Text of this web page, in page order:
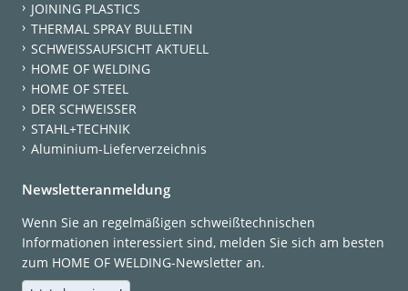
JOINING PLASTICS
THERMAL SPRAY BULLETIN
SCHWEISSAUFSICHT AKTUELL
HOME OF WELDING
HOME OF STEEL
DER SCHWEISSER
STAHL+TECHNIK
Aluminium-Lieferverzeichnis
Newsletteranmeldung
Wenn Sie an regelmäßigen schweißtechnischen
Informationen interessiert sind, melden Sie sich am besten
zum HOME OF WELDING-Newsletter an.